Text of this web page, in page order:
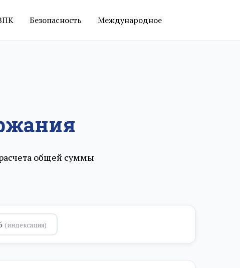
Безопасность Международное
общей суммы
(индексация)